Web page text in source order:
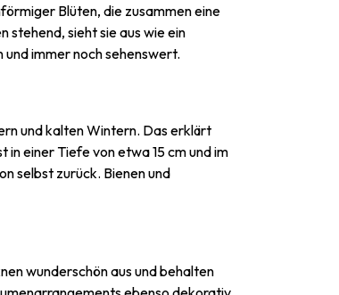
Blüten, die zusammen eine
stehend, sieht sie aus wie ein
immer noch sehenswert.
und kalten Wintern. Das erklärt
in einer Tiefe von etwa 15 cm und im
selbst zurück. Bienen und
wunderschön aus und behalten